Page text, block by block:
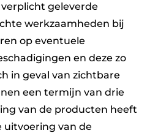
geleverde
werkzaamheden bij
op eventuele
en deze zo
in geval van zichtbare
een termijn van drie
van de producten heeft
uitvoering van de